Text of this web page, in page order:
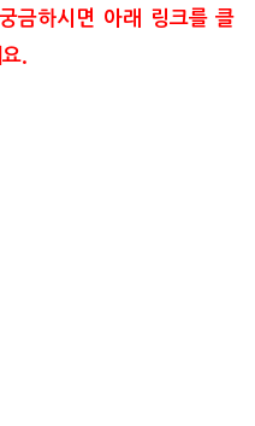
금하시면 아래 링크를 클
.